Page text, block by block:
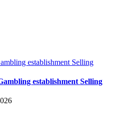
establishment Selling
establishment Selling